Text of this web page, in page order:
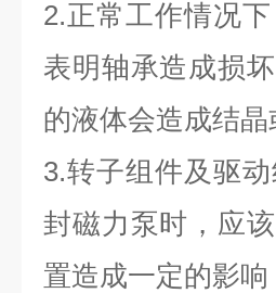
2.正常工作情况
表明轴承造成损
的液体会造成结
3.转子组件及驱
封磁力泵时，应
置造成一定的影